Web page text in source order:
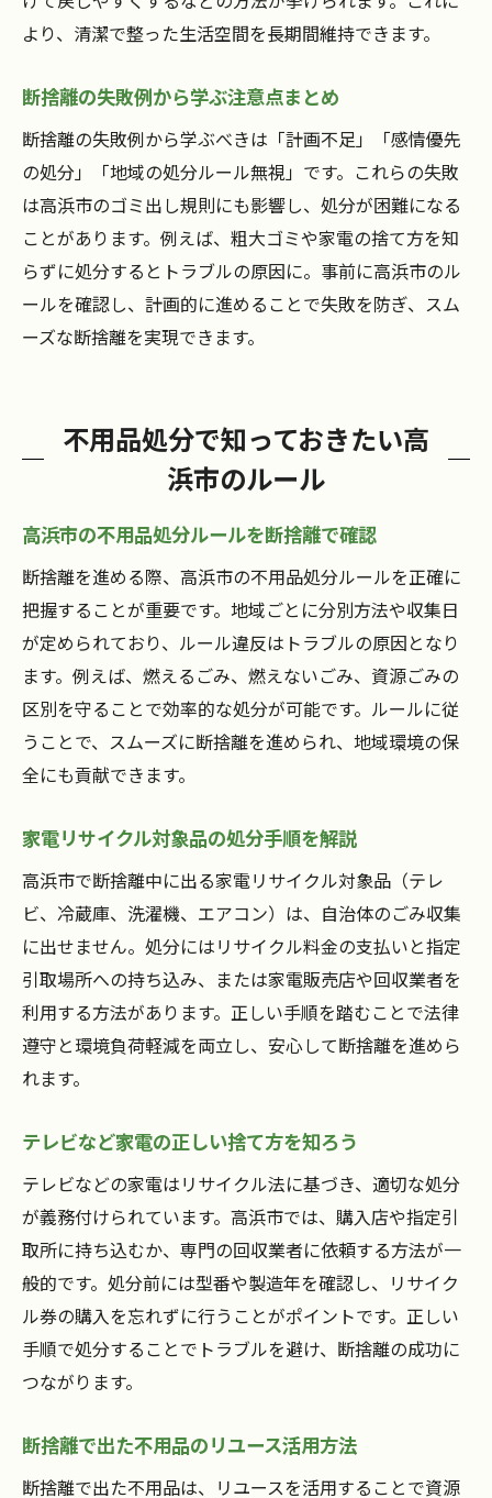
より、清潔で整った生活空間を長期間維持できます。
断捨離の失敗例から学ぶ注意点まとめ
断捨離の失敗例から学ぶべきは「計画不足」「感情優先
の処分」「地域の処分ルール無視」です。これらの失敗
は高浜市のゴミ出し規則にも影響し、処分が困難になる
ことがあります。例えば、粗大ゴミや家電の捨て方を知
らずに処分するとトラブルの原因に。事前に高浜市のル
ールを確認し、計画的に進めることで失敗を防ぎ、スム
ーズな断捨離を実現できます。
不用品処分で知っておきたい高
浜市のルール
高浜市の不用品処分ルールを断捨離で確認
断捨離を進める際、高浜市の不用品処分ルールを正確に
把握することが重要です。地域ごとに分別方法や収集日
が定められており、ルール違反はトラブルの原因となり
ます。例えば、燃えるごみ、燃えないごみ、資源ごみの
区別を守ることで効率的な処分が可能です。ルールに従
うことで、スムーズに断捨離を進められ、地域環境の保
全にも貢献できます。
家電リサイクル対象品の処分手順を解説
高浜市で断捨離中に出る家電リサイクル対象品（テレ
ビ、冷蔵庫、洗濯機、エアコン）は、自治体のごみ収集
に出せません。処分にはリサイクル料金の支払いと指定
引取場所への持ち込み、または家電販売店や回収業者を
利用する方法があります。正しい手順を踏むことで法律
遵守と環境負荷軽減を両立し、安心して断捨離を進めら
れます。
テレビなど家電の正しい捨て方を知ろう
テレビなどの家電はリサイクル法に基づき、適切な処分
が義務付けられています。高浜市では、購入店や指定引
取所に持ち込むか、専門の回収業者に依頼する方法が一
般的です。処分前には型番や製造年を確認し、リサイク
ル券の購入を忘れずに行うことがポイントです。正しい
手順で処分することでトラブルを避け、断捨離の成功に
つながります。
断捨離で出た不用品のリユース活用方法
断捨離で出た不用品は、リユースを活用することで資源